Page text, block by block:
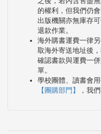
的權利，但我們仍
出版機關亦無庫存
退款作業。
海外購書運費一律
取海外寄送地址後
確認書款與運費一
單。
學校團體、讀書會
【團購部門】
，我